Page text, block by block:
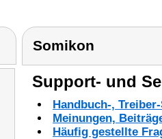
Somikon
Support- und
Handbuch-,
Meinungen,
Häufig gestellte